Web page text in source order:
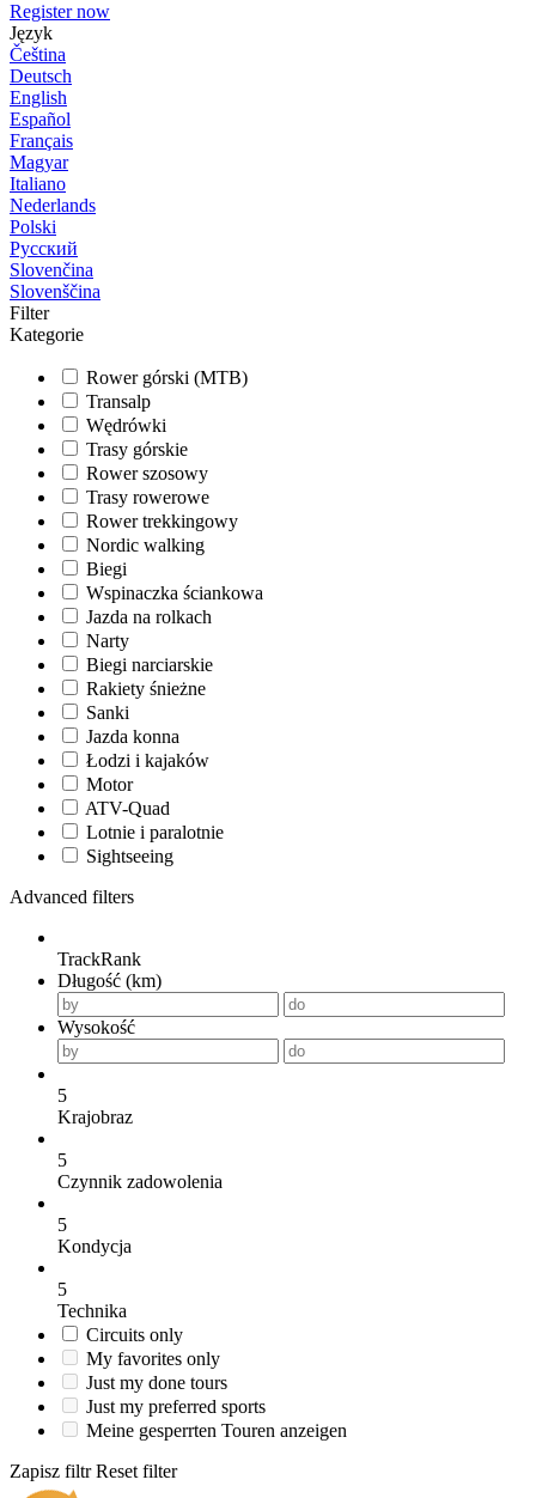
Register now
Język
Čeština
Deutsch
English
Español
Français
Magyar
Italiano
Nederlands
Polski
Русский
Slovenčina
Slovenščina
Filter
Kategorie
Rower górski (MTB)
Transalp
Wędrówki
Trasy górskie
Rower szosowy
Trasy rowerowe
Rower trekkingowy
Nordic walking
Biegi
Wspinaczka ściankowa
Jazda na rolkach
Narty
Biegi narciarskie
Rakiety śnieżne
Sanki
Jazda konna
Łodzi i kajaków
Motor
ATV-Quad
Lotnie i paralotnie
Sightseeing
Advanced filters
TrackRank
Długość (km)
Wysokość
5
Krajobraz
5
Czynnik zadowolenia
5
Kondycja
5
Technika
Circuits only
My favorites only
Just my done tours
Just my preferred sports
Meine gesperrten Touren anzeigen
Zapisz filtr Reset filter